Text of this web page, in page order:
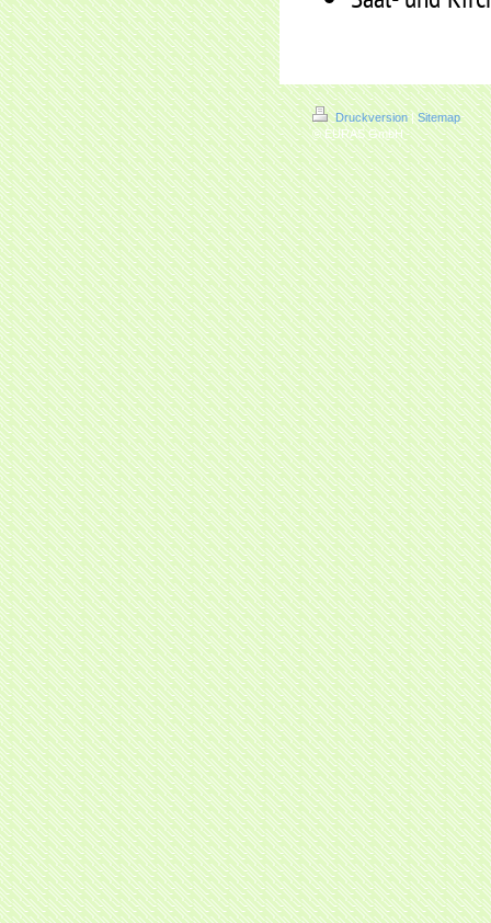
Druckversion| Sitemap
© EURAS GmbH